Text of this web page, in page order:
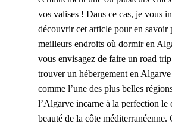
vos valises ! Dans ce cas, je vous
découvrir cet article pour en savoir
meilleurs endroits où dormir en
vous envisagez de faire un road
trouver un hébergement en
comme l’une des plus belles
l’Algarve incarne à la perfection le
beauté de la côte méditerranéenne.